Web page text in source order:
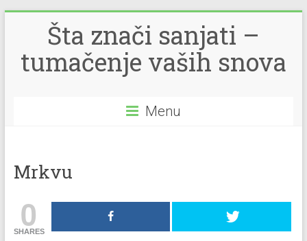
Šta znači sanjati –
tumačenje vaših snova
Menu
Mrkvu
0
SHARES